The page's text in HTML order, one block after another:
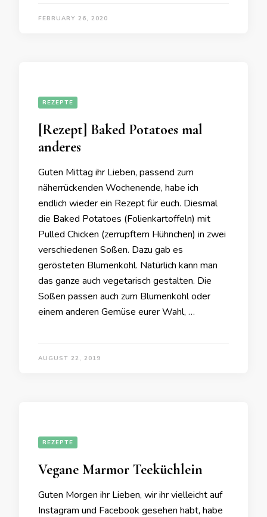
FEBRUARY 26, 2020
REZEPTE
[Rezept] Baked Potatoes mal
anderes
Guten Mittag ihr Lieben, passend zum
näherrückenden Wochenende, habe ich
endlich wieder ein Rezept für euch. Diesmal
die Baked Potatoes (Folienkartoffeln) mit
Pulled Chicken (zerrupftem Hühnchen) in zwei
verschiedenen Soßen. Dazu gab es
gerösteten Blumenkohl. Natürlich kann man
das ganze auch vegetarisch gestalten. Die
Soßen passen auch zum Blumenkohl oder
einem anderen Gemüse eurer Wahl, …
AUGUST 22, 2019
REZEPTE
Vegane Marmor Teeküchlein
Guten Morgen ihr Lieben, wir ihr vielleicht auf
Instagram und Facebook gesehen habt, habe